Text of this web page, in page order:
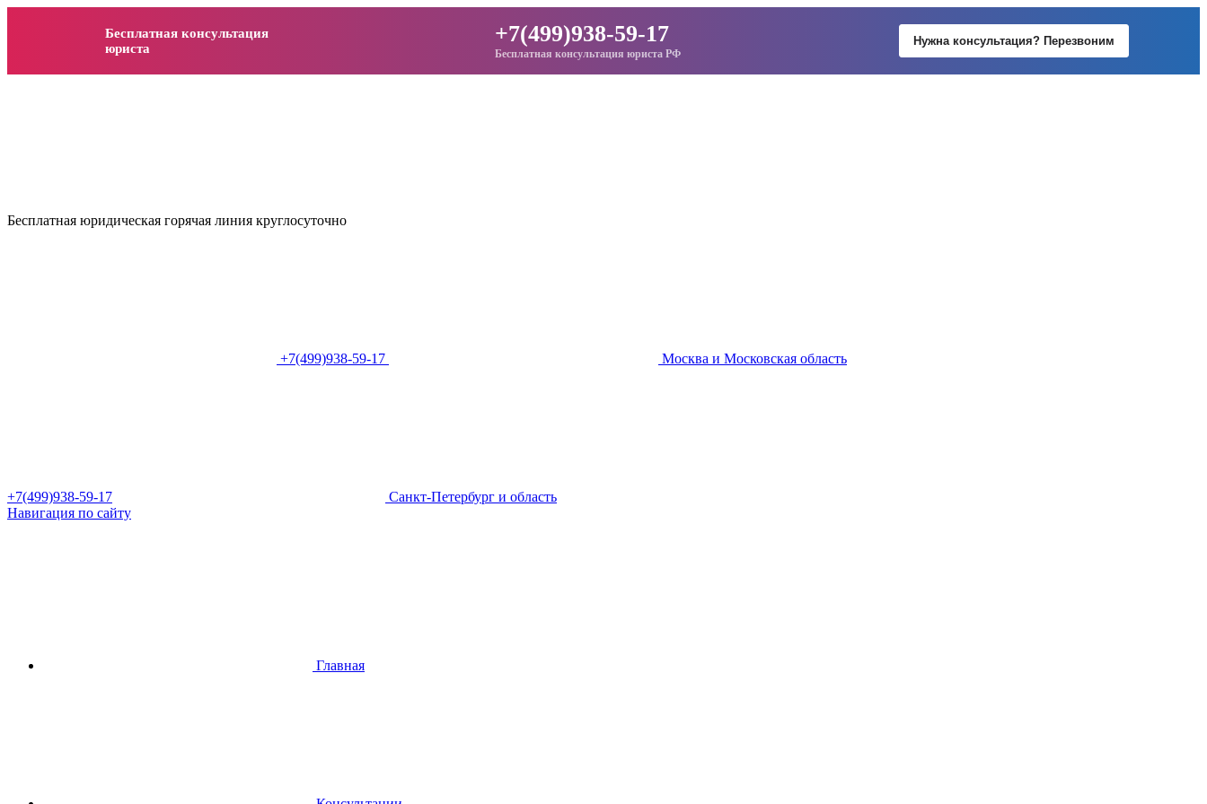
Бесплатная консультация
юриста
+7(499)938-59-17
Бесплатная консультация юриста РФ
Нужна консультация? Перезвоним
Бесплатная юридическая горячая линия круглосуточно
+7(499)938-59-17 Москва и Московская область
+7(499)938-59-17
Санкт-Петербург и область
Навигация по сайту
Главная